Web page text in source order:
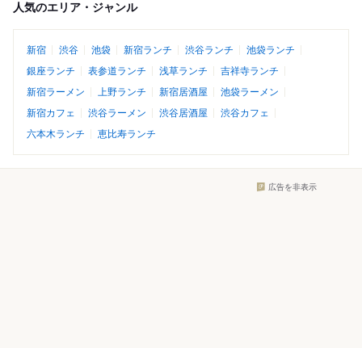
人気のエリア・ジャンル
新宿 渋谷 池袋 新宿ランチ 渋谷ランチ
池袋ランチ
銀座ランチ
表参道ランチ 浅草ランチ
吉祥寺ランチ
新宿ラーメン
上野ランチ 新宿居酒屋
池袋ラーメン
新宿カフェ
渋谷ラーメン 渋谷居酒屋
渋谷カフェ
六本木ランチ
恵比寿ランチ
広告を非表示